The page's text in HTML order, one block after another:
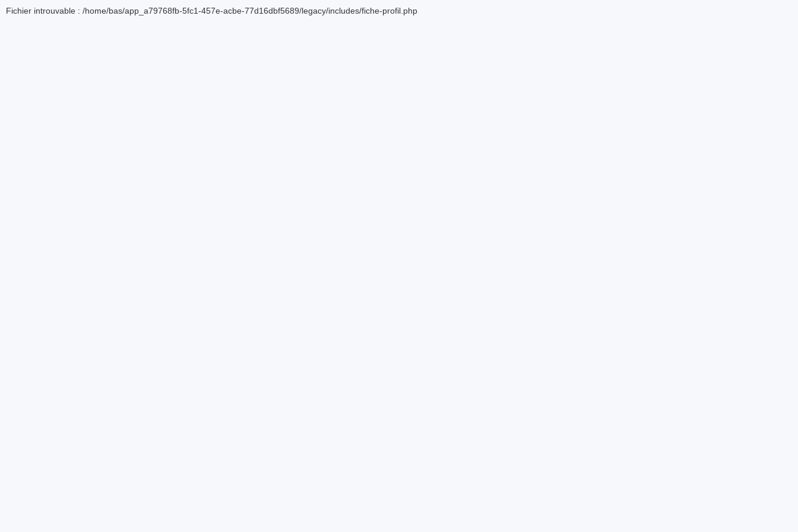
Fichier introuvable : /home/bas/app_a79768fb-5fc1-457e-acbe-77d16dbf5689/legacy/includes/fiche-profil.php